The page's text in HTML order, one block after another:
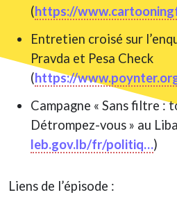
(https://
Entretien croisé sur
Pravda et Pesa Check
(https://
Campagne « Sans filtre :
Détrompez-vous » au
leb.gov.lb/fr/politiq…)
Liens de l’épisode :